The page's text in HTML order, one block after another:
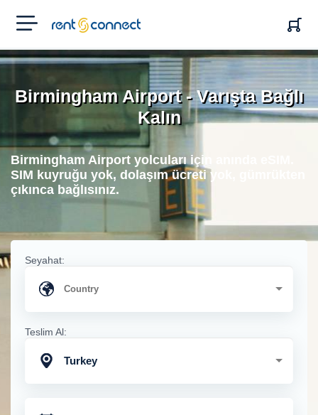
RENT'N
CONNECT
Birmingham Airport - Varışta Bağlı
Kalın
Birmingham Airport yolcuları için anında eSIM.
SIM kuyruğu yok, dolaşım ücreti yok, gümrükten
çıkınca bağlısınız.
Seyahat:
Teslim Al:
Turkey